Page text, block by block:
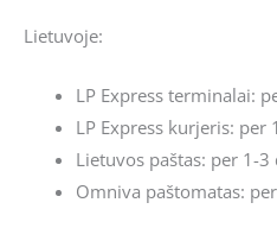
Lietuvoje:
LP Express terminalai:
LP Express kurjeris: per
Lietuvos paštas: per 1-3
Omniva paštomatas: